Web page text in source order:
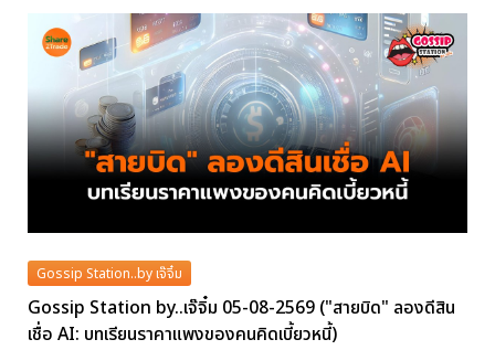
Gossip Station..by เจ๊จิ๋ม
Gossip Station by..เจ๊จิ๋ม 05-08-2569 ("สายบิด" ลองดีสิน
เชื่อ AI: บทเรียนราคาแพงของคนคิดเบี้ยวหนี้)